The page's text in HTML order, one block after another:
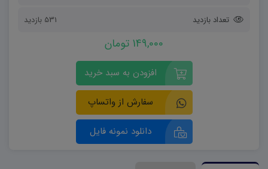
تعداد بازدید 531 بازدید
149,000 تومان
افزودن به سبد خرید
سفارش از واتساپ
دانلود نمونه فایل